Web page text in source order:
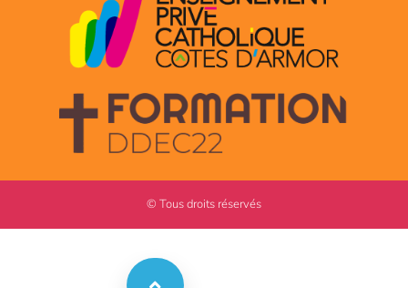
© Tous droits réservés